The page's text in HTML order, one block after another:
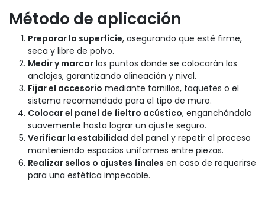
Método de aplicación
Preparar la superficie, asegurando que esté firme,
seca y libre de polvo.
Medir y marcar los puntos donde se colocarán los
anclajes, garantizando alineación y nivel.
Fijar el accesorio mediante tornillos, taquetes o el
sistema recomendado para el tipo de muro.
Colocar el panel de fieltro acústico, enganchándolo
suavemente hasta lograr un ajuste seguro.
Verificar la estabilidad del panel y repetir el proceso
manteniendo espacios uniformes entre piezas.
Realizar sellos o ajustes finales en caso de requerirse
para una estética impecable.